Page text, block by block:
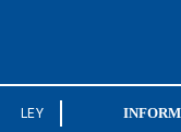
LEY BASES CGT